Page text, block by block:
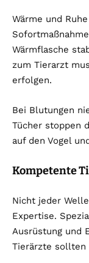
Wärme und
Wärmflasche
zum Tierarzt
erfolgen.
Bei Blutungen
Tücher stoppen
auf den Vogel
Kompetente
Nicht jeder
Expertise.
Ausrüstung und
Tierärzte sollten